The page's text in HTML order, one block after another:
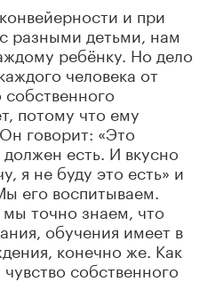
и при
разными детьми, нам
ребёнку. Но дело
человека от
потому что ему
говорит: «Это
есть. И вкусно
я не буду это есть» и
его воспитываем.
точно знаем, что
обучения имеет в
конечно же. Как
собственного